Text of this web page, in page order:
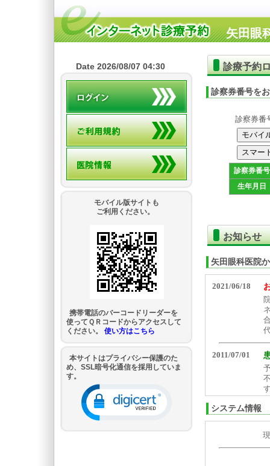
矢田眼
診療予約
診察券番号を
診察券番
診察券番号
生年月日
お知らせ
矢田眼科医院
システム情報
Date 2026/08/07 04:30
モバイル版サイトも
ご利用ください。
携帯電話のバーコードリーダーを
使ってＱＲコードからアクセスして
ください。 使い方はこちら
本サイトはプライバシー保護のた
め、SSL暗号化通信を採用していま
す。